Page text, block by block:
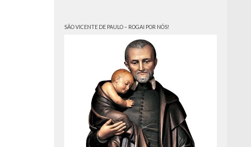
SÃO VICENTE DE PAULO – ROGAI POR NÓS!